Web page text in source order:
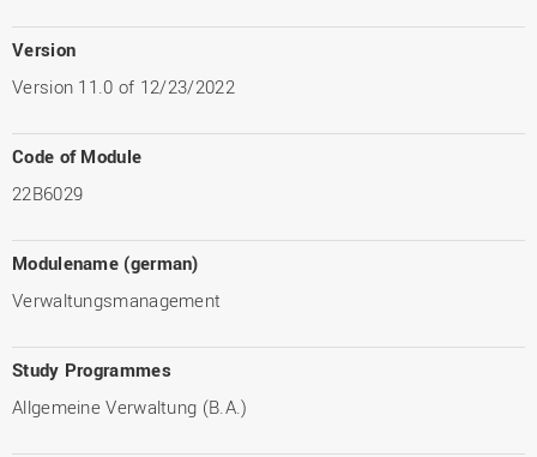
Version
Version 11.0 of 12/23/2022
Code of Module
22B6029
Modulename (german)
Verwaltungsmanagement
Study Programmes
Allgemeine Verwaltung (B.A.)